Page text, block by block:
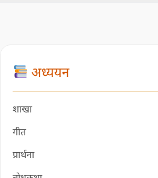
अध्ययन
शाखा
गीत
प्रार्थना